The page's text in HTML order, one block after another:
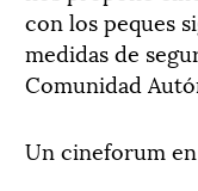
con los peques
medidas de
Comunidad
Un cineforum